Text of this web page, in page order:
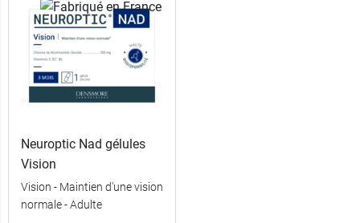
Neuroptic Nad gélules
Vision
Vision - Maintien d'une vision
normale - Adulte